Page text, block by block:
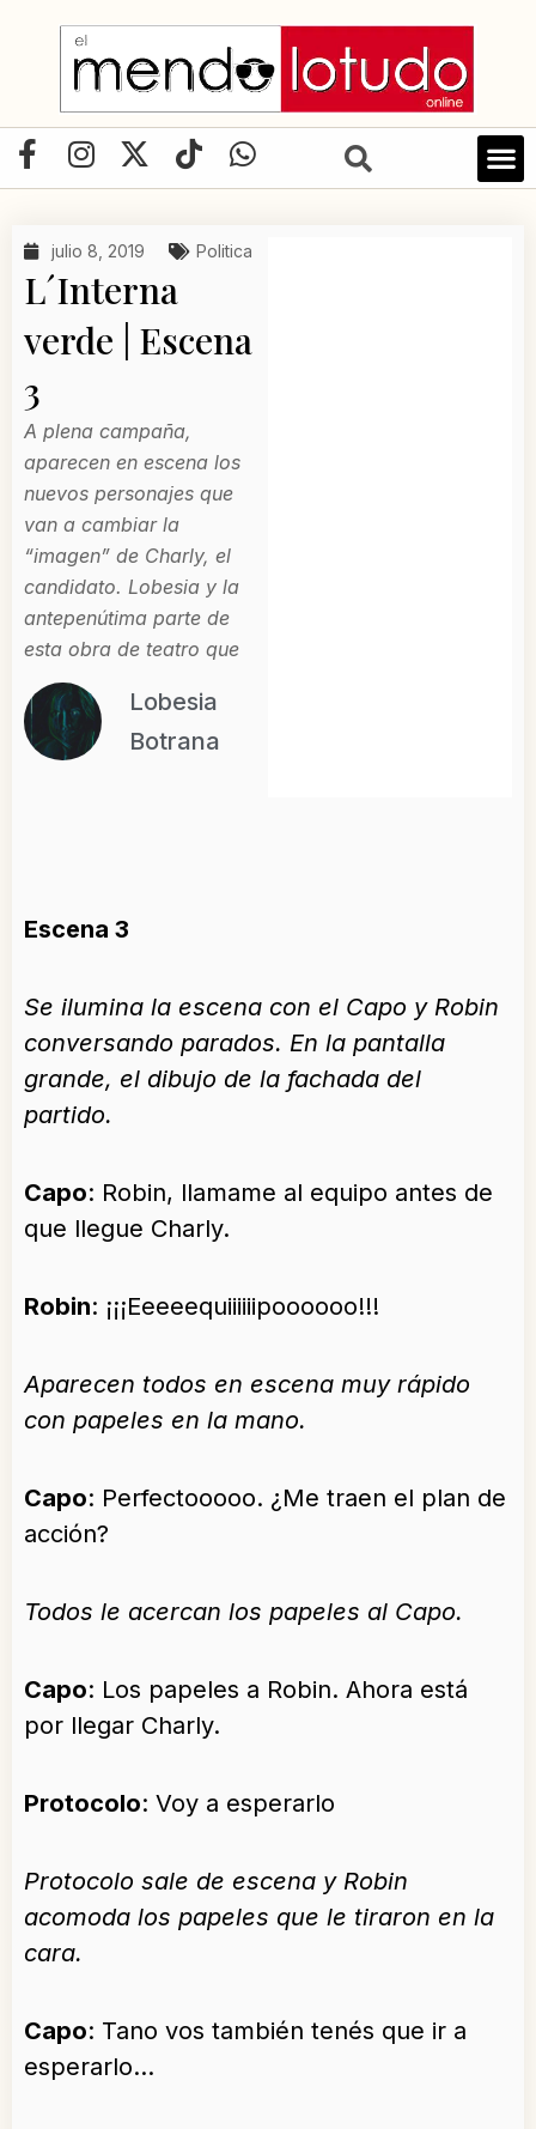
contenido
F
a
e
b
o
o
k
-
f
I
n
t
a
g
r
a
X
-
w
t
t
e
T
i
t
W
h
t
p
p
julio 8, 2019 Politica
L´Interna
verde | Escena
3
A plena campaña,
aparecen en escena los
nuevos personajes que
van a cambiar la
“imagen” de Charly, el
candidato. Lobesia y la
antepenútima parte de
esta obra de teatro que
Lobesia
Botrana
Escena 3
Se ilumina la escena con el Capo y Robin
conversando parados. En la pantalla
grande, el dibujo de la fachada del
partido.
Capo: Robin, llamame al equipo antes de
que llegue Charly.
Robin: ¡¡¡Eeeeequiiiiiipoooooo!!!
Aparecen todos en escena muy rápido
con papeles en la mano.
Capo: Perfectooooo. ¿Me traen el plan de
acción?
Todos le acercan los papeles al Capo.
Capo: Los papeles a Robin. Ahora está
por llegar Charly.
Protocolo: Voy a esperarlo
Protocolo sale de escena y Robin
acomoda los papeles que le tiraron en la
cara.
Capo: Tano vos también tenés que ir a
esperarlo…